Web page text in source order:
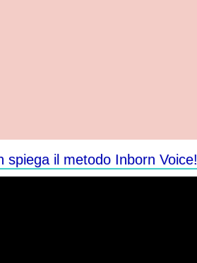
spiega il metodo Inborn Voice!